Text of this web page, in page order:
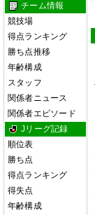
チーム情報
競技場
得点ランキング
勝ち点推移
年齢構成
スタッフ
関係者ニュース
関係者エピソード
Jリーグ記録
順位表
勝ち点
得点ランキング
得失点
年齢構成